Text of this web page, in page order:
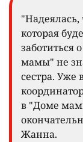
"Надеялась,
которая
заботиться
мамы" не
сестра.
в "Доме
Жанна.